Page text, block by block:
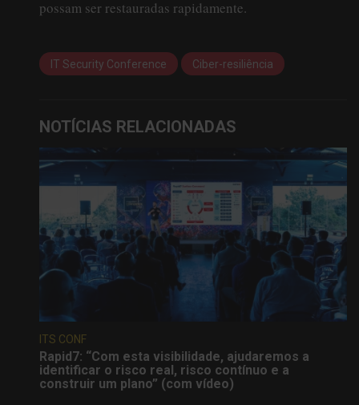
possam ser restauradas rapidamente.
IT Security Conference Ciber-resiliência
NOTÍCIAS RELACIONADAS
ITS CONF
Rapid7: “Com esta visibilidade, ajudaremos a
identificar o risco real, risco contínuo e a
construir um plano” (com vídeo)